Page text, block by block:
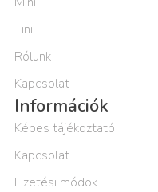
Tini
Rólunk
Kapcsolat
Információk
Képes tájékoztató
Kapcsolat
Fizetési módok